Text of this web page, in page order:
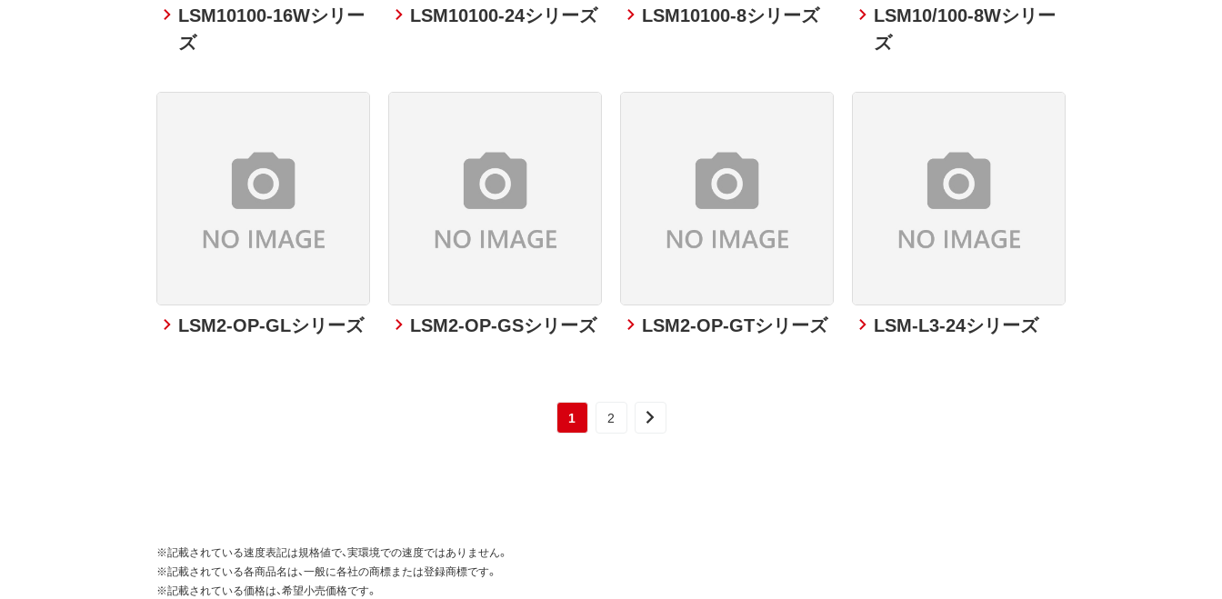
LSM10100-16Wシリー
ズ
LSM10100-24シリーズ LSM10100-8シリーズ
LSM10/100-8Wシリー
ズ
LSM2-OP-GLシリーズ LSM2-OP-GSシリーズ LSM2-OP-GTシリーズ LSM-L3-24シリーズ
1 2
※記載されている速度表記は規格値で、実環境での速度ではありません。
※記載されている各商品名は、一般に各社の商標または登録商標です。
※記載されている価格は、希望小売価格です。